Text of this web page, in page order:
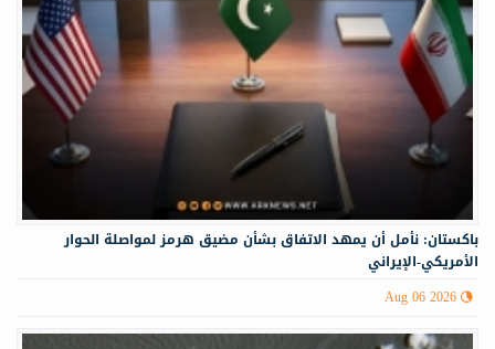
باكستان: نأمل أن يمهد الاتفاق بشأن مضيق هرمز لمواصلة الحوار
الأمريكي-الإيراني
Aug 06 2026